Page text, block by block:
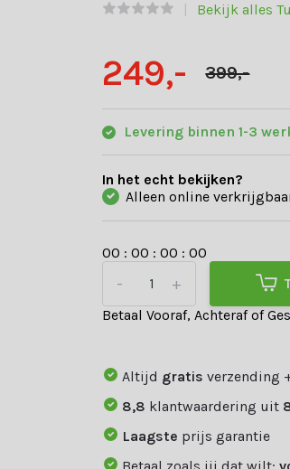
Bekijk alles
249,- 399,-
Levering binnen 1-3
In het echt bekijken?
Alleen online
00 :00 :00 :00
+
-
Betaal Vooraf, Achteraf of
Altijd gratisverzending
8,8 klantwaardering uit
Laagste prijs garantie
Betaal zoals jij dat wilt: